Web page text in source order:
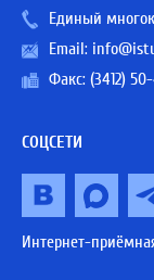
Единый
Email:
Факс: (3412)
СОЦСЕТИ
Интернет-